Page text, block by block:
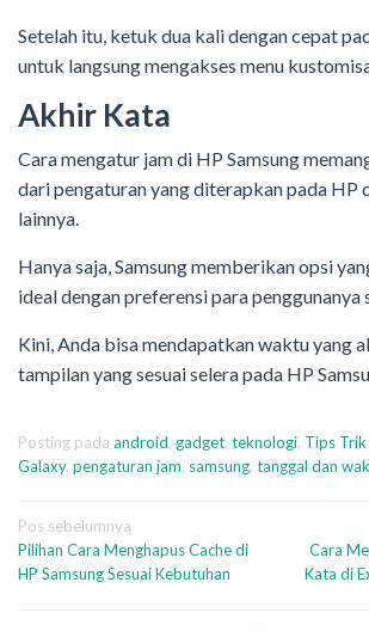
Setelah itu, ketuk dua kali dengan cepat
untuk langsung mengakses menu
Akhir Kata
Cara mengatur jam di HP Samsung
dari pengaturan yang diterapkan pada HP
lainnya.
Hanya saja, Samsung memberikan opsi
ideal dengan preferensi para penggunanya
Kini, Anda bisa mendapatkan waktu yang
tampilan yang sesuai selera pada HP
Posting pada android, gadget, teknologi, Tips Trik
Galaxy, pengaturan jam, samsung, tanggal dan
Navigasi
pos
Pos sebelumnya
Pilihan Cara Menghapus Cache di
HP Samsung Sesuai Kebutuhan
Cara
Kata di